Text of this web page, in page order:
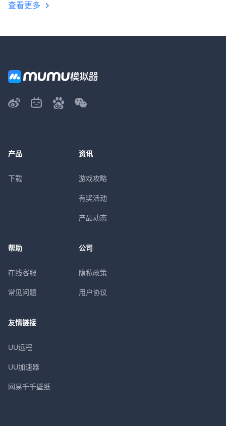
查看更多
产品
下载
资讯
游戏攻略
有奖活动
产品动态
帮助
在线客服
常见问题
公司
隐私政策
用户协议
友情链接
UU远程
UU加速器
网易千千壁纸